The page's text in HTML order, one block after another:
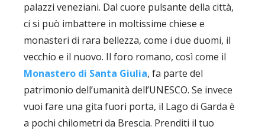
palazzi veneziani. Dal cuore pulsante della città,
ci si può imbattere in moltissime chiese e
monasteri di rara bellezza, come i due duomi, il
vecchio e il nuovo. Il foro romano, così come il
Monastero di Santa Giulia, fa parte del
patrimonio dell’umanità dell’UNESCO. Se invece
vuoi fare una gita fuori porta, il Lago di Garda è
a pochi chilometri da Brescia. Prenditi il tuo